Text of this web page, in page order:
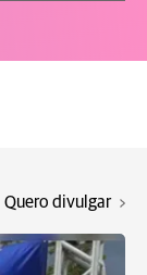
Quero divulgar